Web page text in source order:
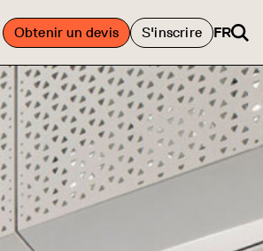
Obtenir un devis S'inscrire FR